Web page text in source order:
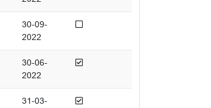
30-09-
2022
Niet afgedaan
30-06-
2022
Afgedaan
31-03-
Afgedaan